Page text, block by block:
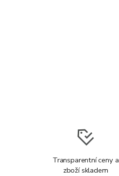
Transparentní ceny a
zboží skladem